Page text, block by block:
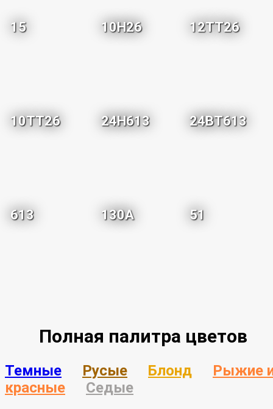
15 10H26 12TT26
10TT26 24H613 24BT613
613 130A 51
Полная палитра цветов
Темные Русые Блонд
Рыжие
красные
Седые